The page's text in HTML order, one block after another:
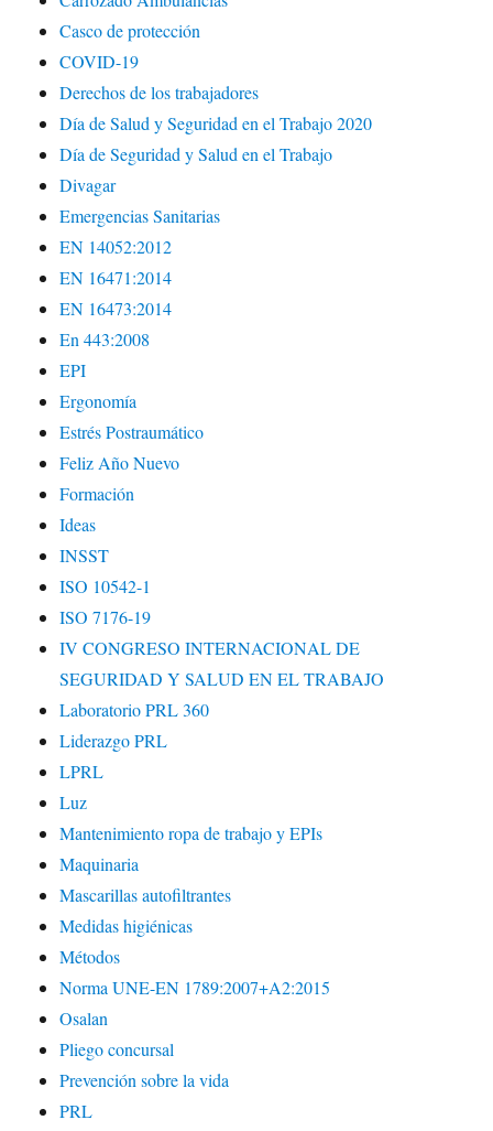
Casco de protección
COVID-19
Derechos de los trabajadores
Día de Salud y Seguridad en el Trabajo 2020
Día de Seguridad y Salud en el Trabajo
Divagar
Emergencias Sanitarias
EN 14052:2012
EN 16471:2014
EN 16473:2014
En 443:2008
EPI
Ergonomía
Estrés Postraumático
Feliz Año Nuevo
Formación
Ideas
INSST
ISO 10542-1
ISO 7176-19
IV CONGRESO INTERNACIONAL DE
SEGURIDAD Y SALUD EN EL TRABAJO
Laboratorio PRL 360
Liderazgo PRL
LPRL
Luz
Mantenimiento ropa de trabajo y EPIs
Maquinaria
Mascarillas autofiltrantes
Medidas higiénicas
Métodos
Norma UNE-EN 1789:2007+A2:2015
Osalan
Pliego concursal
Prevención sobre la vida
PRL